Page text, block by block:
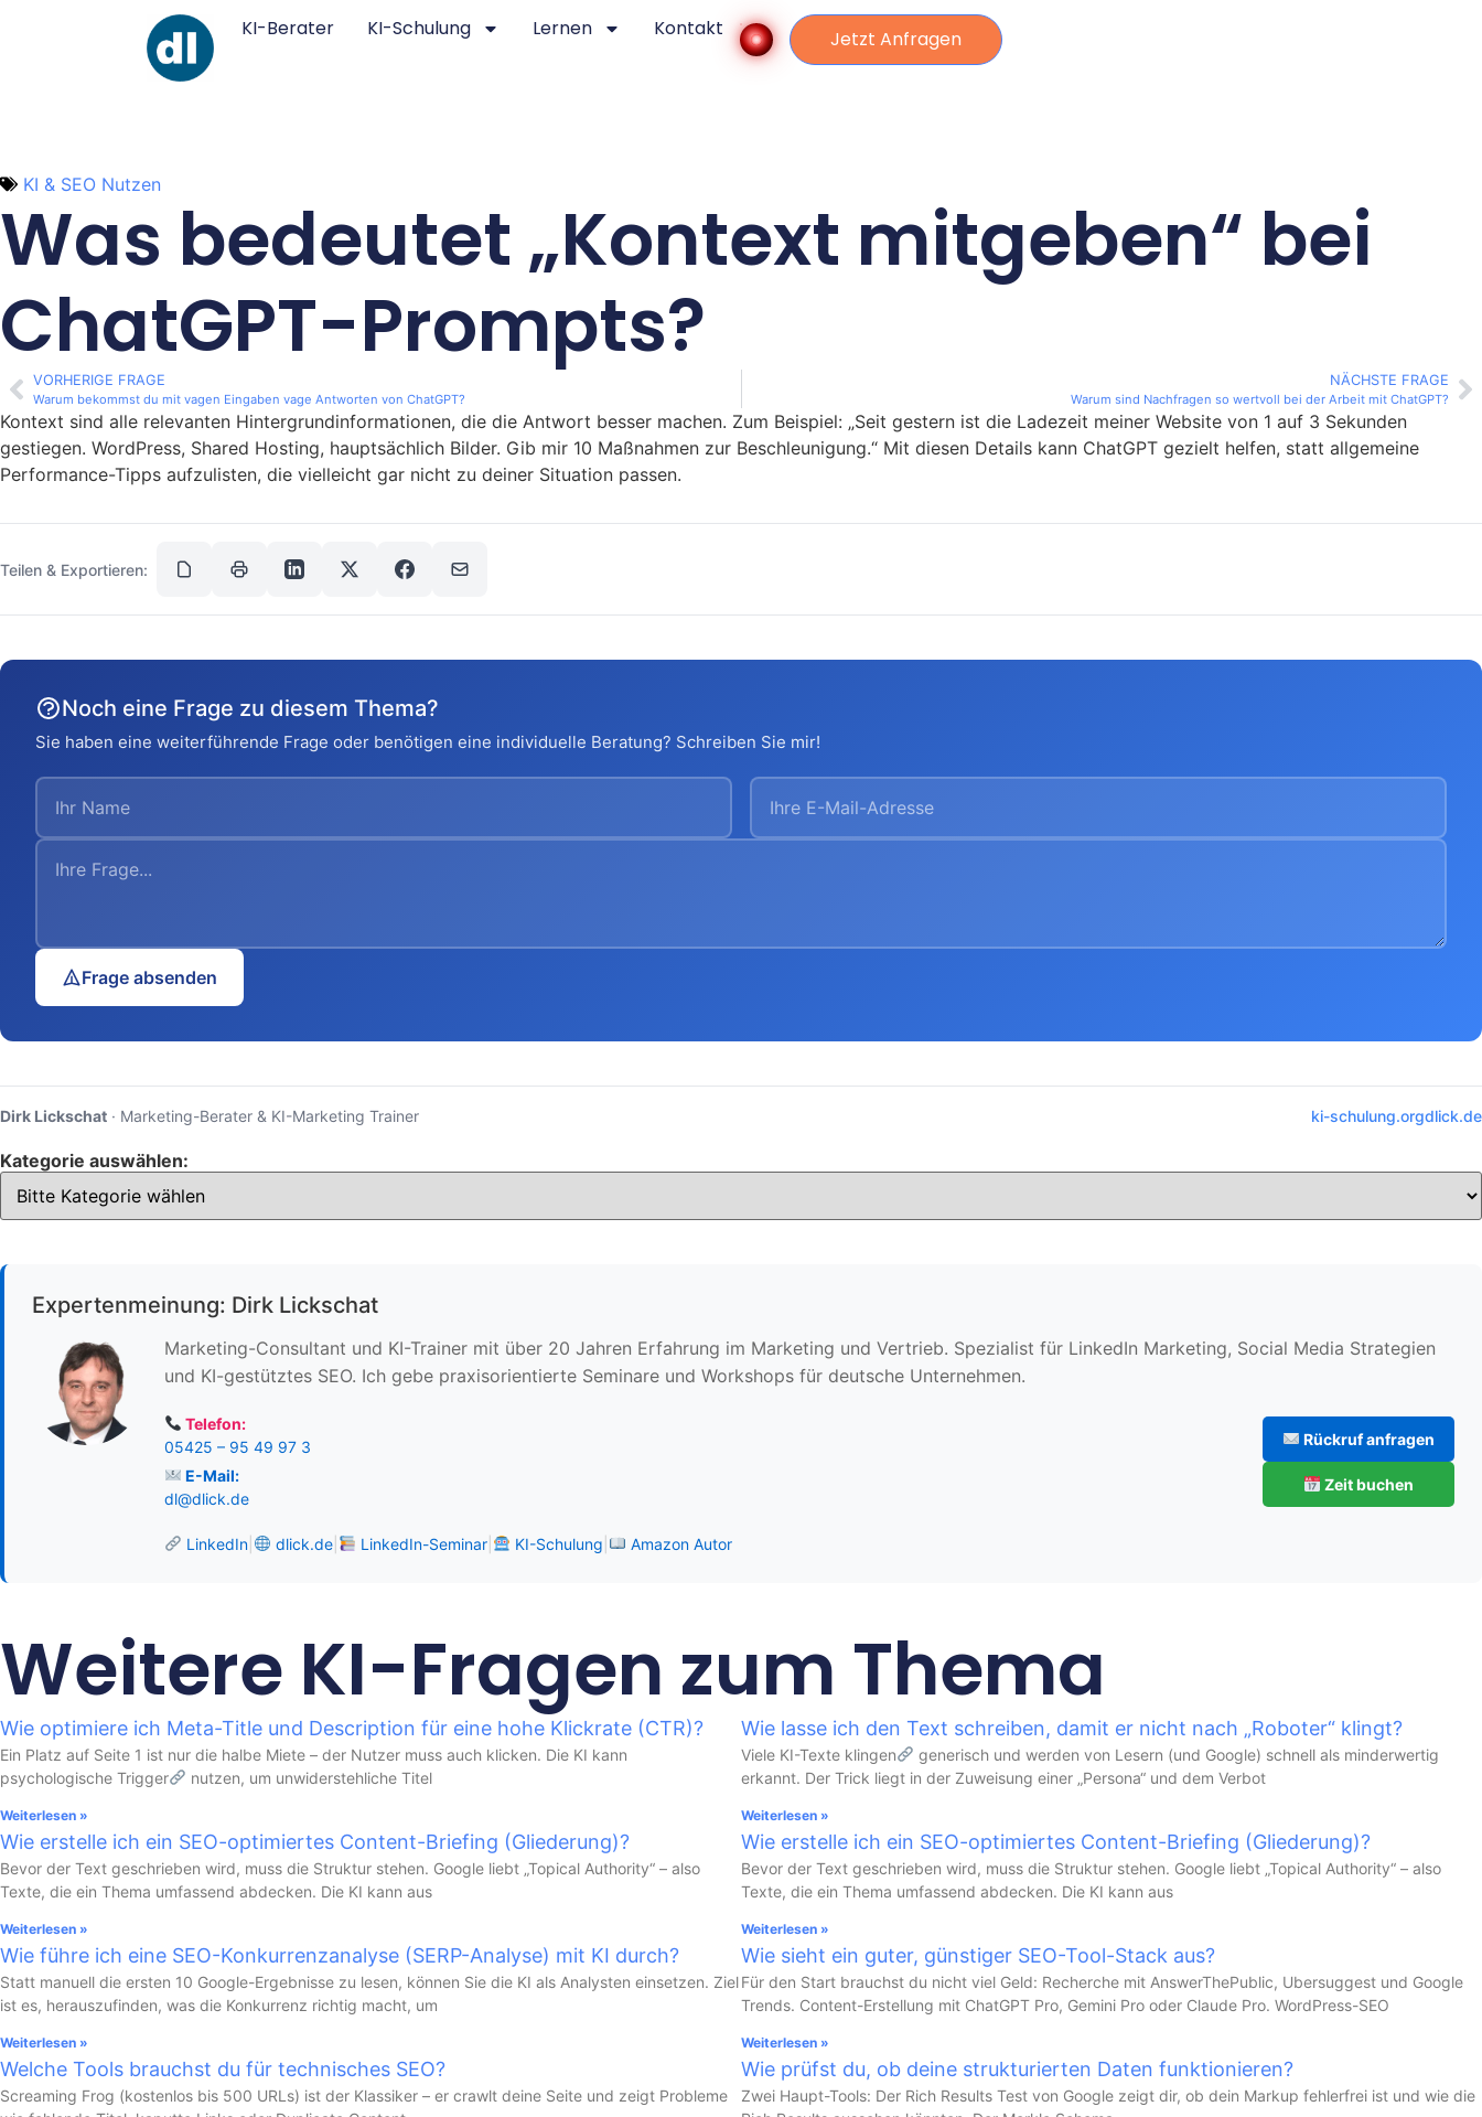
KI-Berater KI-Schulung Lernen Kontakt Jetzt Anfragen
KI & SEO Nutzen
Was bedeutet „Kontext mitgeben“ bei
ChatGPT-Prompts?
VORHERIGE FRAGE
Warum bekommst du mit vagen Eingaben vage Antworten von ChatGPT?
NÄCHSTE FRAGE
Warum sind Nachfragen so wertvoll bei der Arbeit mit ChatGPT?
Kontext sind alle relevanten Hintergrundinformationen, die die Antwort besser machen. Zum Beispiel: „Seit gestern ist die Ladezeit meiner Website von 1 auf 3 Sekunden
gestiegen. WordPress, Shared Hosting, hauptsächlich Bilder. Gib mir 10 Maßnahmen zur Beschleunigung.“ Mit diesen Details kann ChatGPT gezielt helfen, statt allgemeine
Performance-Tipps aufzulisten, die vielleicht gar nicht zu deiner Situation passen.
Teilen & Exportieren:
Noch eine Frage zu diesem Thema?
Sie haben eine weiterführende Frage oder benötigen eine individuelle Beratung? Schreiben Sie mir!
Frage absenden
Dirk Lickschat · Marketing-Berater & KI-Marketing Trainer ki-schulung.orgdlick.de
Kategorie auswählen:
Expertenmeinung: Dirk Lickschat
Marketing-Consultant und KI-Trainer mit über 20 Jahren Erfahrung im Marketing und Vertrieb. Spezialist für LinkedIn Marketing, Social Media Strategien
und KI-gestütztes SEO. Ich gebe praxisorientierte Seminare und Workshops für deutsche Unternehmen.
Telefon:
05425 – 95 49 97 3
E-Mail:
dl@dlick.de
Rückruf anfragen
Zeit buchen
LinkedIn| dlick.de| LinkedIn-Seminar| KI-Schulung Amazon Autor
Weitere KI-Fragen zum Thema
Wie optimiere ich Meta-Title und Description für eine hohe Klickrate (CTR)?
Ein Platz auf Seite 1 ist nur die halbe Miete – der Nutzer muss auch klicken. Die KI kann
psychologische Trigger
nutzen, um unwiderstehliche Titel
Weiterlesen »
Wie lasse ich den Text schreiben, damit er nicht nach „Roboter“ klingt?
Viele KI-Texte klingen
generisch und werden von Lesern (und Google) schnell als minderwertig
erkannt. Der Trick liegt in der Zuweisung einer „Persona“ und dem Verbot
Weiterlesen »
Wie erstelle ich ein SEO-optimiertes Content-Briefing (Gliederung)?
Bevor der Text geschrieben wird, muss die Struktur stehen. Google liebt „Topical Authority“ – also
Texte, die ein Thema umfassend abdecken. Die KI kann aus
Weiterlesen »
Wie erstelle ich ein SEO-optimiertes Content-Briefing (Gliederung)?
Bevor der Text geschrieben wird, muss die Struktur stehen. Google liebt „Topical Authority“ – also
Texte, die ein Thema umfassend abdecken. Die KI kann aus
Weiterlesen »
Wie führe ich eine SEO-Konkurrenzanalyse (SERP-Analyse) mit KI durch?
Statt manuell die ersten 10 Google-Ergebnisse zu lesen, können Sie die KI als Analysten einsetzen. Ziel
ist es, herauszufinden, was die Konkurrenz richtig macht, um
Weiterlesen »
Wie sieht ein guter, günstiger SEO-Tool-Stack aus?
Für den Start brauchst du nicht viel Geld: Recherche mit AnswerThePublic, Ubersuggest und Google
Trends. Content-Erstellung mit ChatGPT Pro, Gemini Pro oder Claude Pro. WordPress-SEO
Weiterlesen »
Welche Tools brauchst du für technisches SEO?
Screaming Frog (kostenlos bis 500 URLs) ist der Klassiker – er crawlt deine Seite und zeigt Probleme
Wie prüfst du, ob deine strukturierten Daten funktionieren?
Zwei Haupt-Tools: Der Rich Results Test von Google zeigt dir, ob dein Markup fehlerfrei ist und wie die